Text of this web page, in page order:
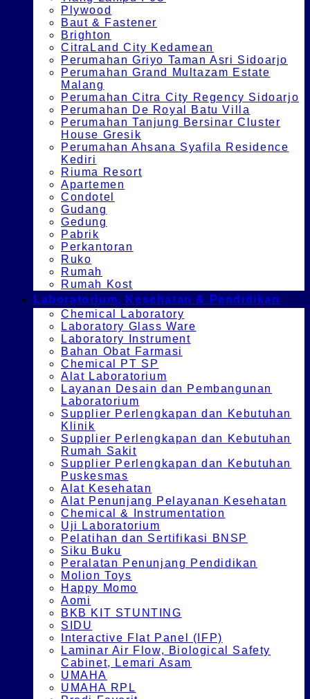
Plywood
Baut & Fastener
Brighton
CitraLand City Kedamean
Perumahan Griyo Taman Asri Sidoarjo
Perumahan Grand Multazam Estate
Malang
Perumahan Citra City Regency Sidoarjo
Perumahan De Royal Batu Villa
Perumahan Tanjung Bersinar Cluster
House Gresik
Perumahan Ahsana Syafila Residence
Kediri
Riuma Resort
Apartemen
Condotel
Gudang
Gedung
Pabrik
Perkantoran
Ruko
Rumah
Rumah Kost
Laboratorium, Kesehatan & Pendidikan
Chemical Laboratory
Laboratory Glass Ware
Laboratory Instrument
Bahan Obat Farmasi
Chemical PT SP
Alat Laboratorium
Layanan Desain dan Pembangunan
Laboratorium
Supplier Perlengkapan dan Kebutuhan
Klinik
Supplier Perlengkapan dan Kebutuhan
Rumah Sakit
Supplier Perlengkapan dan Kebutuhan
Puskesmas
Alat Kesehatan
Alat Penunjang Pelayanan Kesehatan
Chemical & Instrumentation
Uji Laboratorium
Pelatihan dan Sertifikasi BNSP
Siku Buku
Peralatan Penunjang Pendidikan
Molion Toys
Happy Momo
Aomi
BKB KIT STUNTING
SIDU
Interactive Flat Panel (IFP)
Laminar Air Flow, Biological Safety
Cabinet, Lemari Asam
UMAHA
UMAHA RPL